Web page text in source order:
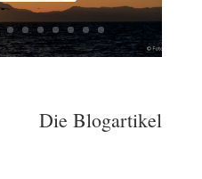
Die Blogartikel